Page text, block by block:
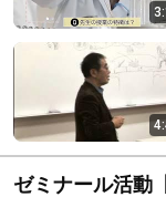
ゼミナール活動